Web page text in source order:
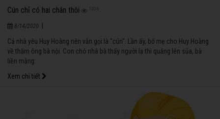
Cún chỉ có hai chân thôi 1206
8/14/2020
Cả nhà yêu Huy Hoàng nên vẫn gọi là "cún". Lần ấy, bố mẹ cho Huy Hoàng
về thăm ông bà nội. Con chó nhà bà thấy người lạ thì quắng lên sủa, bà
liền mắng:
Xem chi tiết